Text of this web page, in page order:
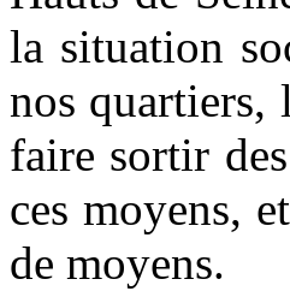
la situation
nos quartiers,
faire sortir
ces moyens,
de moyens.